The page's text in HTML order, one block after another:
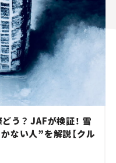
う？ JAFが検証！ 雪
ない人”を解説【クル